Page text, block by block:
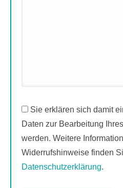
Sie erklären sich damit
Daten zur Bearbeitung
werden. Weitere
Widerrufshinweise finden
Datenschutzerklärung.